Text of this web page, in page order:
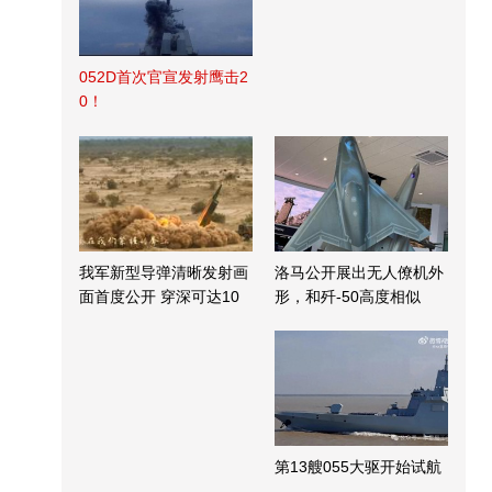
052D首次官宣发射鹰击2
0！
我军新型导弹清晰发射画
面首度公开 穿深可达10
洛马公开展出无人僚机外
形，和歼-50高度相似
第13艘055大驱开始试航